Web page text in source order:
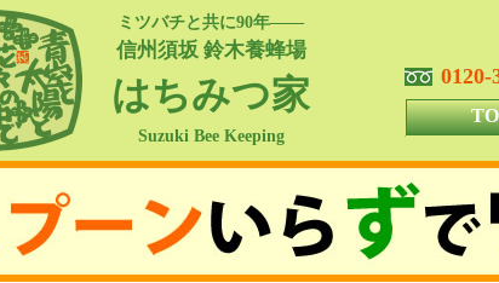
ミツバチと共に90年――
信州須坂 鈴木養蜂場
はちみつ家
Suzuki Bee Keeping
0120-